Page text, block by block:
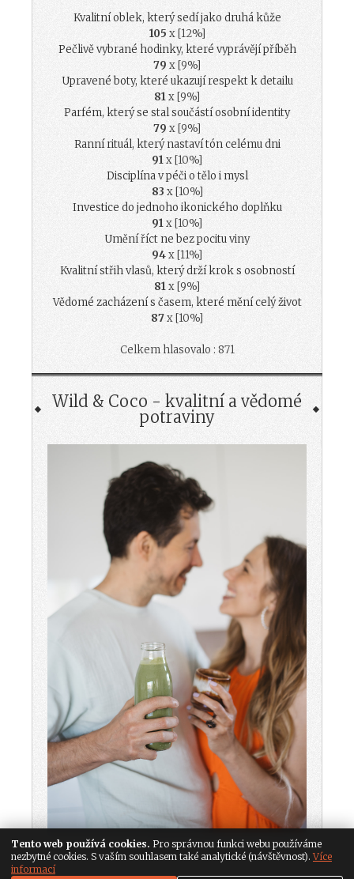
Kvalitní oblek, který sedí jako druhá kůže
105 x [12%]
Pečlivě vybrané hodinky, které vyprávějí příběh
79 x [9%]
Upravené boty, které ukazují respekt k detailu
81x [9%]
Parfém, který se stal součástí osobní identity
79 x [9%]
Ranní rituál, který nastaví tón celému dni
91x [10%]
Disciplína v péči o tělo i mysl
83 x [10%]
Investice do jednoho ikonického doplňku
91x [10%]
Umění říct ne bez pocitu viny
94x [11%]
Kvalitní střih vlasů, který drží krok s osobností
81x [9%]
Vědomé zacházení s časem, které mění celý život
87x [10%]
Celkem hlasovalo : 871
Wild & Coco - kvalitní a vědomé
potraviny
Tento web používá cookies. Pro správnou funkci webu používáme
nezbytné cookies. S vaším souhlasem také analytické (návštěvnost).Více
informací